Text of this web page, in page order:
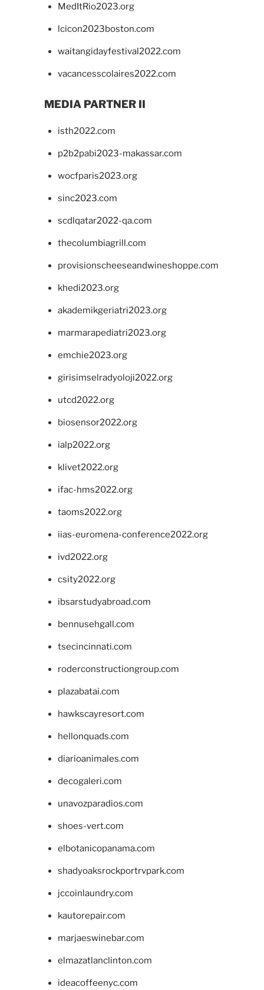
MedItRio2023.org
lcicon2023boston.com
waitangidayfestival2022.com
vacancesscolaires2022.com
MEDIA PARTNER II
isth2022.com
p2b2pabi2023-makassar.com
wocfparis2023.org
sinc2023.com
scdlqatar2022-qa.com
thecolumbiagrill.com
provisionscheeseandwineshoppe.com
khedi2023.org
akademikgeriatri2023.org
marmarapediatri2023.org
emchie2023.org
girisimselradyoloji2022.org
utcd2022.org
biosensor2022.org
ialp2022.org
klivet2022.org
ifac-hms2022.org
taoms2022.org
iias-euromena-conference2022.org
ivd2022.org
csity2022.org
ibsarstudyabroad.com
bennusehgall.com
tsecincinnati.com
roderconstructiongroup.com
plazabatai.com
hawkscayresort.com
hellonquads.com
diarioanimales.com
decogaleri.com
unavozparadios.com
shoes-vert.com
elbotanicopanama.com
shadyoaksrockportrvpark.com
jccoinlaundry.com
kautorepair.com
marjaeswinebar.com
elmazatlanclinton.com
ideacoffeenyc.com